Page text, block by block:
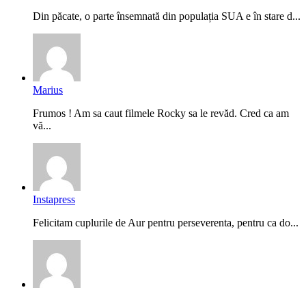
Din păcate, o parte însemnată din populația SUA e în stare d...
Marius
Frumos ! Am sa caut filmele Rocky sa le revăd. Cred ca am
vă...
Instapress
Felicitam cuplurile de Aur pentru perseverenta, pentru ca do...